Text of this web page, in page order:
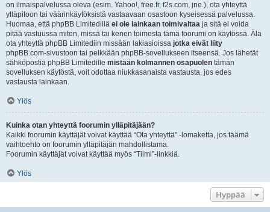
on ilmaispalvelussa oleva (esim. Yahoo!, free.fr, f2s.com, jne.), ota yhteyttä
ylläpitoon tai väärinkäytöksistä vastaavaan osastoon kyseisessä palvelussa.
Huomaa, että phpBB Limitedillä ei ole lainkaan toimivaltaa ja sitä ei voida
pitää vastuussa miten, missä tai kenen toimesta tämä foorumi on käytössä. Älä
ota yhteyttä phpBB Limitediin missään lakiasioissa jotka eivät liity
phpBB.com-sivustoon tai pelkkään phpBB-sovellukseen itseensä. Jos lähetät
sähköpostia phpBB Limitedille mistään kolmannen osapuolen tämän
sovelluksen käytöstä, voit odottaa niukkasanaista vastausta, jos edes
vastausta lainkaan.
Ylös
Kuinka otan yhteyttä foorumin ylläpitäjään?
Kaikki foorumin käyttäjät voivat käyttää “Ota yhteyttä” -lomaketta, jos täämä
vaihtoehto on foorumin ylläpitäjän mahdollistama.
Foorumin käyttäjät voivat käyttää myös “Tiimi”-linkkiä.
Ylös
Hyppää